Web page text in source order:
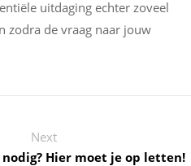
uitdaging echter zoveel
zodra de vraag naar jouw
Next
Hier moet je op letten!